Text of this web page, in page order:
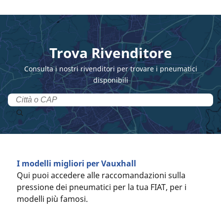
Trova Rivenditore
Consulta i nostri rivenditori per trovare i pneumatici
disponibili
I modelli migliori per Vauxhall
Qui puoi accedere alle raccomandazioni sulla
pressione dei pneumatici per la tua FIAT, per i
modelli più famosi.